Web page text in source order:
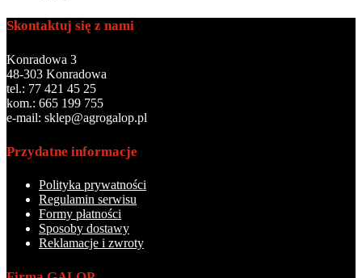
Skontaktuj się z nami
Konradowa 3
48-303 Konradowa
tel.: 77 421 45 25
kom.: 665 199 755
e-mail: sklep@agrogalop.pl
Przydatne informacje
Polityka prywatności
Regulamin serwisu
Formy płatności
Sposoby dostawy
Reklamacje i zwroty